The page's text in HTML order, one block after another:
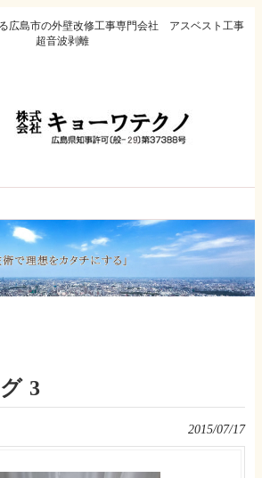
広島市の外壁改修工事専門会社 アスベスト工事
超音波剥離
3
2015/07/17